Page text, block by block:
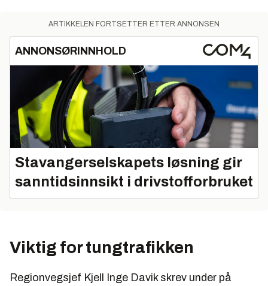
ARTIKKELEN FORTSETTER ETTER ANNONSEN
ANNONSØRINNHOLD
Stavangerselskapets løsning gir
sanntidsinnsikt i drivstofforbruket
Viktig for tungtrafikken
Regionvegsjef Kjell Inge Davik skrev under på